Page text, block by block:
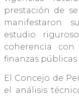
prestación de
manifestaron
estudio
coherencia
finanzas públicas
El Concejo de
el análisis